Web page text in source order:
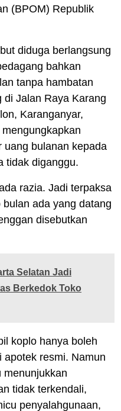
(BPOM) Republik
diduga berlangsung
bahkan
tanpa hambatan
di Jalan Raya Karang
Karanganyar,
uang bulanan kepada
tidak diganggu.
razia. Jadi terpaksa
ada yang datang
disebutkan
Selatan Jadi
Berkedok Toko
koplo hanya boleh
apotek resmi. Namun
menunjukkan
tidak terkendali,
penyalahgunaan,